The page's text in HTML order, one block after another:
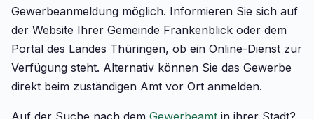
Gewerbeanmeldung möglich. Informieren Sie sich auf
der Website Ihrer Gemeinde Frankenblick oder dem
Portal des Landes Thüringen, ob ein Online-Dienst zur
Verfügung steht. Alternativ können Sie das Gewerbe
direkt beim zuständigen Amt vor Ort anmelden.
Auf der Suche nach dem Gewerbeamt in ihrer Stadt?